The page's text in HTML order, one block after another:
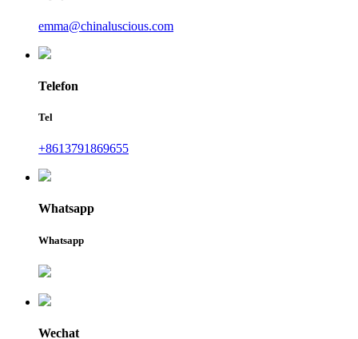
emma@chinaluscious.com
Telefon
Tel
+8613791869655
Whatsapp
Whatsapp
Wechat